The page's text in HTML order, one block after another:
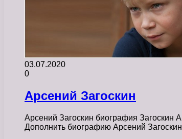
03.07.2020
0
Арсений Загоскин
Арсений Загоскин биография Загоскин
Дополнить биографию Арсений